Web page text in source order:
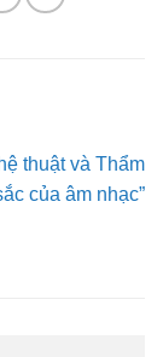
thuật và Thẩm
của âm nhạc”